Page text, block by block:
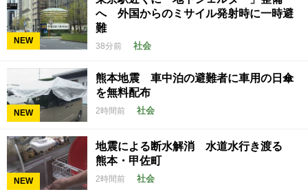
NEW
へ 外国からのミサイル発射時に一時避
難
38分前 社会
NEW
熊本地震 車中泊の避難者に車用の日傘
を無料配布
2時間前 社会
NEW
地震による断水解消 水道水行き渡る
熊本・甲佐町
2時間前 社会